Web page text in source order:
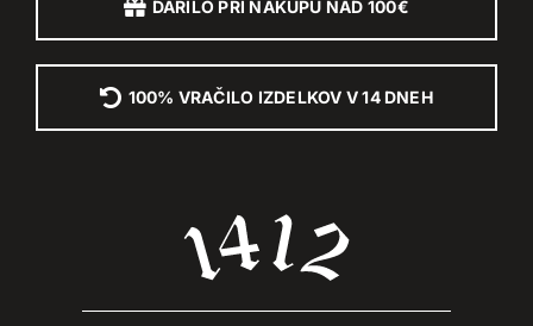
DARILO PRI NAKUPU NAD 100€
100% VRAČILO IZDELKOV V 14 DNEH